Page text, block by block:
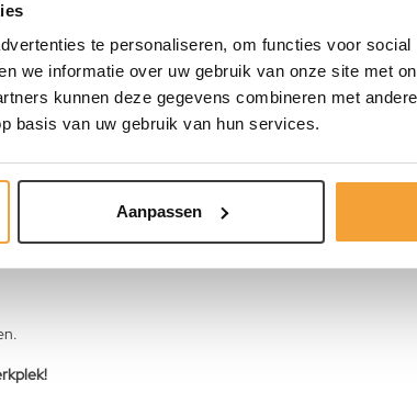
te personaliseren, om functies voor
we informatie over uw gebruik van onze site met
kunnen deze gegevens combineren met
basis van uw gebruik van hun services.
Aanpassen
bureautafel?
voor thuis, een flexplek, een kantinetafel,
aan alle eisen. De verschillende formaten en